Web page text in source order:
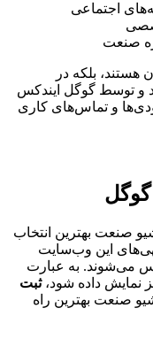
اجتماعی
صنعت
هستند، بلکه در
و توسط گوگل ایندکس
و تماس‌های کاری
گوگل
صنعت بهترین انتخاب
این وب‌سایت
می‌شوند. به عبارت
نمایش داده شود،ثبت
صنعت بهترین راه